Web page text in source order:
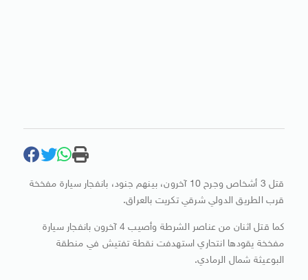
قتل 3 أشخاص وجرح 10 آخرون، بينهم جنود، بانفجار سيارة مفخخة
قرب الطريق الدولي شرقي تكريت بالعراق.
كما قتل اثنان من عناصر الشرطة وأصيب 4 آخرون بانفجار سيارة
مفخخة يقودها انتحاري استهدفت نقطة تفتيش في منطقة
البوعيثة شمال الرمادي.